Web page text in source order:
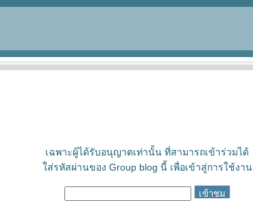
เฉพาะผู้ได้รับอนุญาตเท่านั้น ที่สามารถเข้าร่วมได้
ใส่รหัสผ่านของ Group blog นี้ เพื่อเข้าสู่การใช้งาน